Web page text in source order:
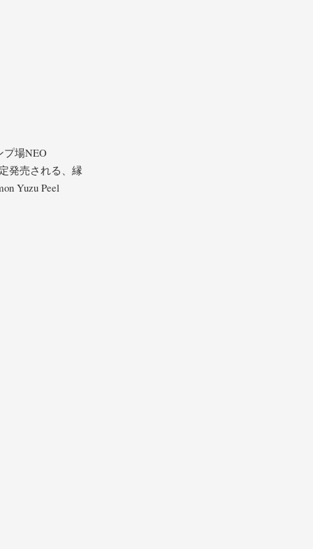
プ場NEO
発売される、縁
Yuzu Peel